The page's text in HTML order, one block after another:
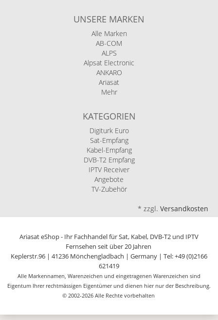
UNSERE MARKEN
Alle Marken
AB-COM
ALPS
Alpsat Electronic
ANKARO
Ariasat
Mehr
KATEGORIEN
Digiturk Euro
Sat-Empfang
Kabel-Empfang
DVB-T2 Empfang
IPTV Receiver
Angebote
TV-Zubehör
* zzgl. Versandkosten
Ariasat eShop - Ihr Fachhandel für Sat, Kabel, DVB-T2 und IPTV
Fernsehen seit über 20 Jahren
Keplerstr.96 | 41236 Mönchengladbach | Germany | Tel: +49 (0)2166
621419
Alle Markennamen, Warenzeichen und eingetragenen Warenzeichen sind
Eigentum Ihrer rechtmässigen Eigentümer und dienen hier nur der Beschreibung.
© 2002-2026 Alle Rechte vorbehalten